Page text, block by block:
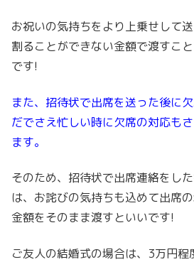
お祝いの気持ちをより上乗せして
割ることができない金額で渡すこ
です!
また、招待状で出席を送った後に
だでさえ忙しい時に欠席の対応も
ます。
そのため、招待状で出席連絡をし
は、お詫びの気持ちも込めて出席
金額をそのまま渡すといいです!
ご友人の結婚式の場合は、3万円